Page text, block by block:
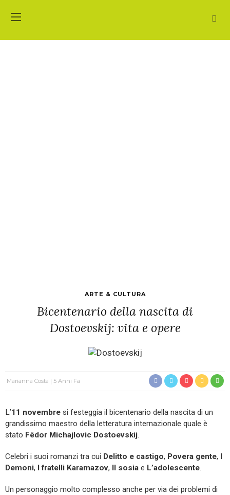
ARTE & CULTURA
Bicentenario della nascita di
Dostoevskij: vita e opere
Marianna Costa 5 Anni Fa
L’11 novembre si festeggia il bicentenario della nascita di un
grandissimo maestro della letteratura internazionale quale è
stato Fëdor Michajlovic Dostoevskij.
Celebri i suoi romanzi tra cui Delitto e castigo, Povera gente, I
Demoni, I fratelli Karamazov, Il sosia e L’adolescente.
Un personaggio molto complesso anche per via dei problemi di